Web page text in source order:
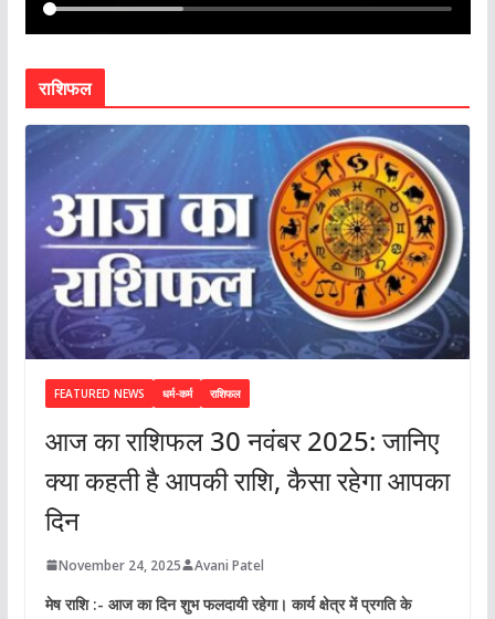
राशिफल
FEATURED NEWS धर्म-कर्म राशिफल
आज का राशिफल 30 नवंबर 2025: जानिए
क्या कहती है आपकी राशि, कैसा रहेगा आपका
दिन
November 24, 2025 Avani Patel
मेष राशि :- आज का दिन शुभ फलदायी रहेगा। कार्य क्षेत्र में प्रगति के